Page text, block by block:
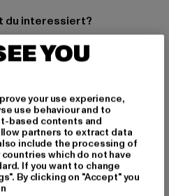
du interessiert?
Deinen Daten umgeht, findest Du
kannst Dich jederzeit kostenfei
YOU
your use experience,
use behaviour and to
based contents and
partners to extract data
include the processing of
which do not have
If you want to change
By clicking on "Accept" you